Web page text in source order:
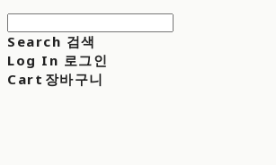
Search 검색
Log In 로그인
Cart 장바구니